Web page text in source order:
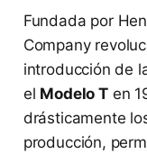
Fundada por
Company
introducción de
el Modelo Ten
drásticamente
producción,